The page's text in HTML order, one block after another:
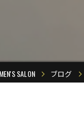
SALON ブログ